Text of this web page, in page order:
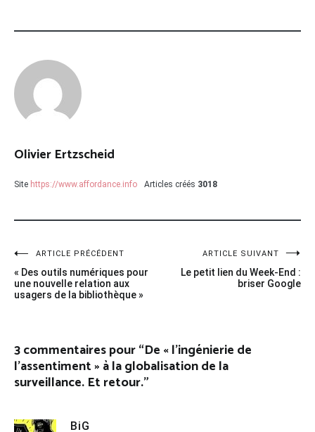
Olivier Ertzscheid
Site https://www.affordance.info Articles créés 3018
Navigation
de
ARTICLE PRÉCÉDENT
« Des outils numériques pour
une nouvelle relation aux
usagers de la bibliothèque »
ARTICLE SUIVANT
Le petit lien du Week-End :
briser Google
3 commentaires pour “De « l’ingénierie de
l’assentiment » à la globalisation de la
surveillance. Et retour.”
BiG